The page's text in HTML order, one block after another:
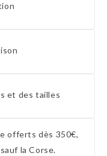
et des tailles
offerts dès 350€,
la Corse.